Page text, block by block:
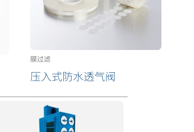
膜过滤
压入式防水透气阀